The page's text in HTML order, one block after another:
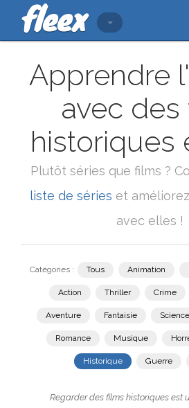
Apprendre
avec des
historiques
Plutôt séries que films ?
liste de séries et
avec elles !
Catégories : Tous Animation
Action Thriller Crime
Aventure Fantaisie
Romance Musique
Historique Guerre
Regarder des films historiques est